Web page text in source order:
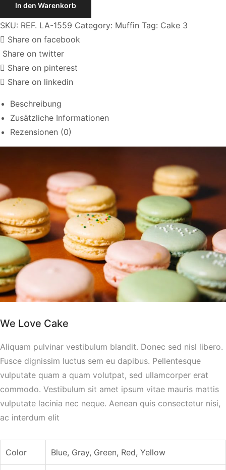
Menge
In den Warenkorb
SKU: REF. LA-1559 Category: Muffin Tag: Cake 3
Share on facebook
Share on twitter
Share on pinterest
Share on linkedin
Beschreibung
Zusätzliche Informationen
Rezensionen (0)
We Love Cake
Aliquam pulvinar vestibulum blandit. Donec sed nisl libero.
Fusce dignissim luctus sem eu dapibus. Pellentesque
vulputate quam a quam volutpat, sed ullamcorper erat
commodo. Vestibulum sit amet ipsum vitae mauris mattis
vulputate lacinia nec neque. Aenean quis consectetur nisi,
ac interdum elit
Color Blue, Gray, Green, Red, Yellow